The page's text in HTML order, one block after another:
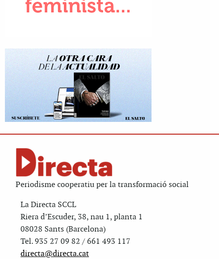
Periodisme cooperatiu per la transformació social
La Directa SCCL
Riera d’Escuder, 38, nau 1, planta 1
08028 Sants (Barcelona)
Tel. 935 27 09 82 / 661 493 117
directa@directa.cat